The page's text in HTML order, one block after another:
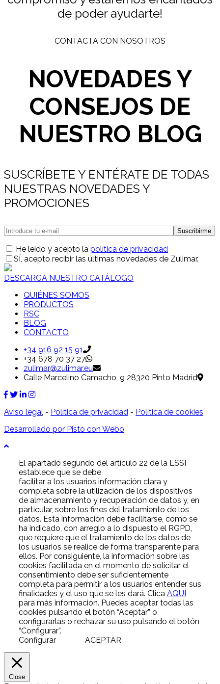
de poder ayudarte!
CONTACTA CON NOSOTROS
NOVEDADES Y
CONSEJOS DE
NUESTRO BLOG
SUSCRÍBETE Y ENTÉRATE DE TODAS
NUESTRAS NOVEDADES Y
PROMOCIONES
He leido y acepto la política de privacidad
SÍ , acepto recibir las últimas novedades de Zulimar.
DESCARGA NUESTRO CATÁLOGO
QUIÉNES SOMOS
PRODUCTOS
RSC
BLOG
CONTACTO
+34 916 92 15 91
+34 678 70 37 27
zulimar@zulimar.eu
Calle Marcelino Camacho, 9 28320 Pinto Madrid
Aviso legal - Política de privacidad - Política de cookies
Desarrollado por Pisto con Webo
El apartado segundo del artículo 22 de la LSSI
establece que se debe
facilitar a los usuarios información clara y
completa sobre la utilización de los dispositivos
de almacenamiento y recuperación de datos y, en
particular, sobre los fines del tratamiento de los
datos. Esta información debe facilitarse, como se
ha indicado, con arreglo a lo dispuesto el RGPD,
que requiere que el tratamiento de los datos de
los usuarios se realice de forma transparente para
ellos. Por consiguiente, la información sobre las
cookies facilitada en el momento de solicitar el
consentimiento debe ser suficientemente
completa para permitir a los usuarios entender sus
finalidades y el uso que se les dará. Clica AQUÍ
para más información. Puedes aceptar todas las
cookies pulsando el botón “Aceptar” o
configurarlas o rechazar su uso pulsando el botón
“Configurar”.
Configurar
ACEPTAR
Close